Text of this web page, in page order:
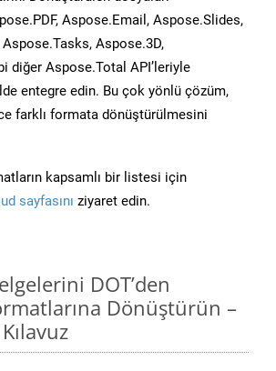
Aspose.Email, Aspose.Slides,
Aspose.3D,
diğer Aspose.Total API’leriyle
entegre edin. Bu çok yönlü çözüm,
farklı formata dönüştürülmesini
kapsamlı bir listesi için
sayfasını ziyaret edin.
DOT’den
Dönüştürün –